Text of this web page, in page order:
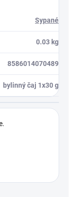
Sypané
0.03 kg
8586014070489
bylinný čaj 1x30 g